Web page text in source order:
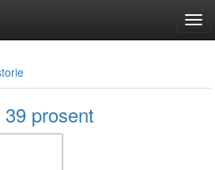
prosent